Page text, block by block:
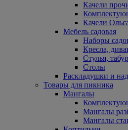
Качели
Качели
Мебель садовая
Наборы
Кресла,
Стулья,
Столы
Раскладушки и
Товары для пикника
Мангалы
Мангалы
Мангалы